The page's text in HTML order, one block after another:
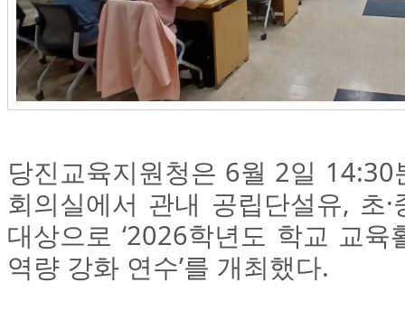
당진교육지원청은 6월 2일
회의실에서 관내 공립단설유, 초·
대상으로 ‘2026학년도 학교 교
역량 강화 연수’를 개최했다.